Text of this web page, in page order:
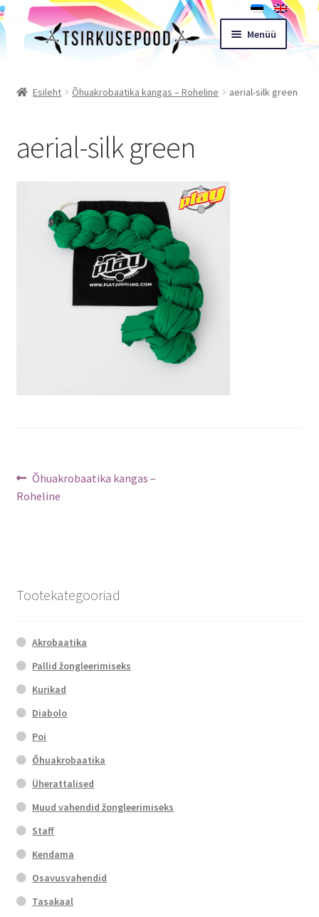
Liigu
navigeerimisele
Liigu
sisu
Menüü
Ostukorv
Töötoad
Kontakt
Esileht Õhuakrobaatika kangas – Roheline aerial-silk green
aerial-silk green
Navigeerimine
Previous
post:
Õhuakrobaatika kangas –
Roheline
Tootekategooriad
Akrobaatika
Pallid žongleerimiseks
Kurikad
Diabolo
Poi
Õhuakrobaatika
Üherattalised
Muud vahendid žongleerimiseks
Staff
Kendama
Osavusvahendid
Tasakaal